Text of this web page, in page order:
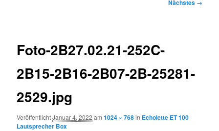
Nächstes →
Foto-2B27.02.21-252C-
2B15-2B16-2B07-2B-25281-
2529.jpg
VeröffentlichtJanuar 4, 2022 am1024 × 768in Echolette ET 100
Lautsprecher Box